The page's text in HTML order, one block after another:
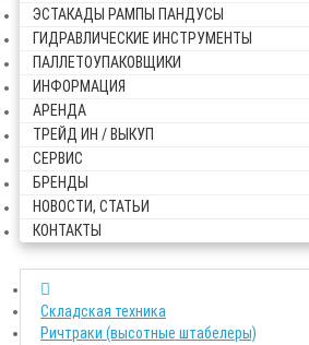
ЭСТАКАДЫ РАМПЫ ПАНДУСЫ
ГИДРАВЛИЧЕСКИЕ ИНСТРУМЕНТЫ
ПАЛЛЕТОУПАКОВЩИКИ
ИНФОРМАЦИЯ
АРЕНДА
ТРЕЙД ИН / ВЫКУП
СЕРВИС
БРЕНДЫ
НОВОСТИ, СТАТЬИ
КОНТАКТЫ
Складская техника
Ричтраки (высотные штабелеры)